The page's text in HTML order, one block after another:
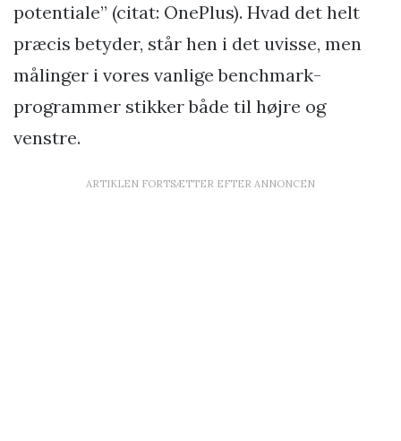
potentiale” (citat: OnePlus). Hvad det helt
præcis betyder, står hen i det uvisse, men
målinger i vores vanlige benchmark-
programmer stikker både til højre og
venstre.
ARTIKLEN FORTSÆTTER EFTER ANNONCEN